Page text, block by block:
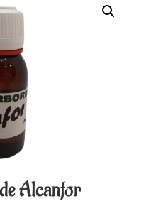
Alcanfor